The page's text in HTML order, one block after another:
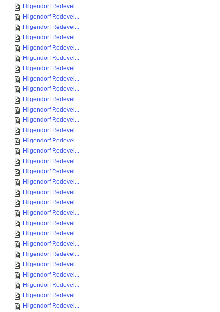
Hilgendorf Redevel...
Hilgendorf Redevel...
Hilgendorf Redevel...
Hilgendorf Redevel...
Hilgendorf Redevel...
Hilgendorf Redevel...
Hilgendorf Redevel...
Hilgendorf Redevel...
Hilgendorf Redevel...
Hilgendorf Redevel...
Hilgendorf Redevel...
Hilgendorf Redevel...
Hilgendorf Redevel...
Hilgendorf Redevel...
Hilgendorf Redevel...
Hilgendorf Redevel...
Hilgendorf Redevel...
Hilgendorf Redevel...
Hilgendorf Redevel...
Hilgendorf Redevel...
Hilgendorf Redevel...
Hilgendorf Redevel...
Hilgendorf Redevel...
Hilgendorf Redevel...
Hilgendorf Redevel...
Hilgendorf Redevel...
Hilgendorf Redevel...
Hilgendorf Redevel...
Hilgendorf Redevel...
Hilgendorf Redevel...